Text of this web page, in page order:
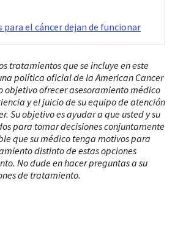
el cáncer dejan de funcionar
tratamientos que se incluye en este
política oficial de la American Cancer
objetivo ofrecer asesoramiento médico
y el juicio de su equipo de atención
Su objetivo es ayudar a que usted y su
para tomar decisiones conjuntamente
que su médico tenga motivos para
distinto de estas opciones
No dude en hacer preguntas a su
de tratamiento.